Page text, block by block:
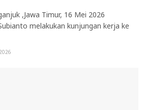
,Jawa Timur, 16 Mei 2026
melakukan kunjungan kerja ke